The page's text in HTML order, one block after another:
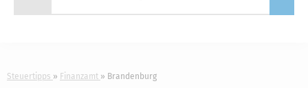
Steuertipps Finanzamt Brandenburg